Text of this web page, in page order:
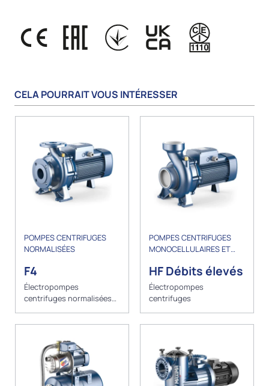
CELA POURRAIT VOUS INTÉRESSER
POMPES CENTRIFUGES
NORMALISÉES
F4
Électropompes
centrifuges normalisées
POMPES CENTRIFUGES
MONOCELLULAIRES ET
HF Débits élevés
Électropompes
centrifuges